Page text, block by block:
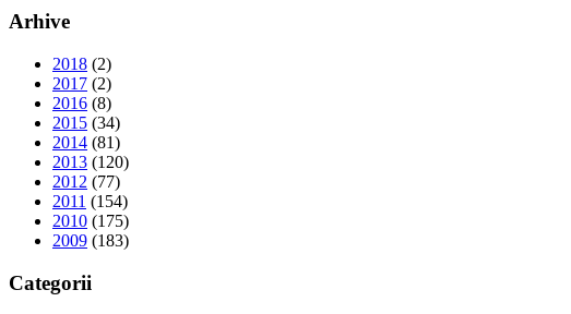
Arhive
2018 (2)
2017 (2)
2016 (8)
2015 (34)
2014 (81)
2013 (120)
2012 (77)
2011 (154)
2010 (175)
2009 (183)
Categorii